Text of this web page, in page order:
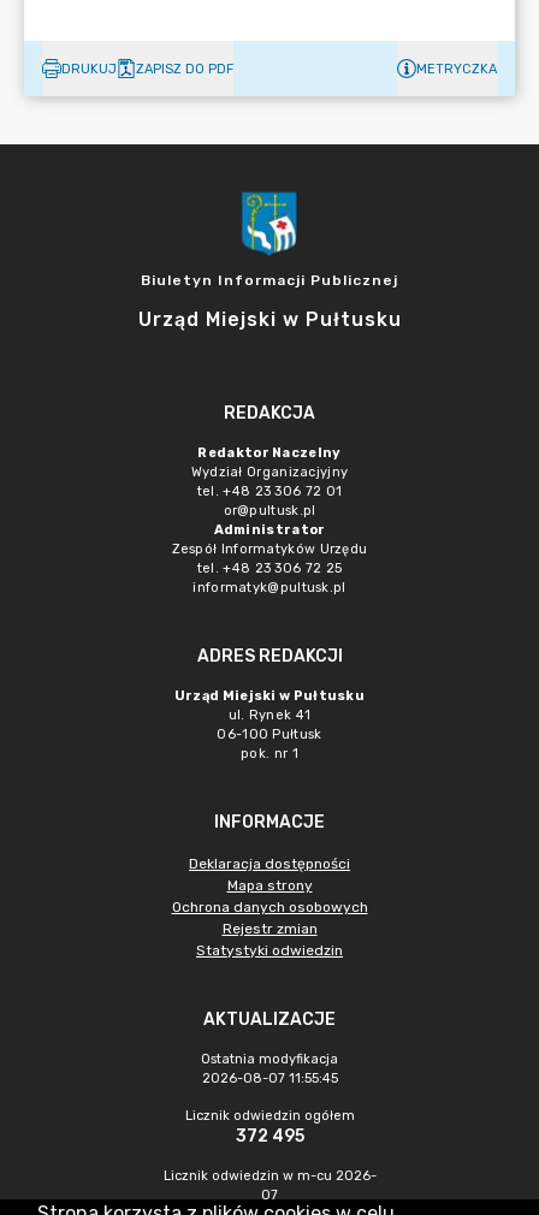
DRUKUJ ZAPISZ DO PDF METRYCZKA
Biuletyn Informacji Publicznej
Urząd Miejski w Pułtusku
REDAKCJA
Redaktor Naczelny
Wydział Organizacjyjny
tel. +48 23 306 72 01
or@pultusk.pl
Administrator
Zespół Informatyków Urzędu
tel. +48 23 306 72 25
informatyk@pultusk.pl
ADRES REDAKCJI
Urząd Miejski w Pułtusku
ul. Rynek 41
06-100 Pułtusk
pok. nr 1
INFORMACJE
Deklaracja dostępności
Mapa strony
Ochrona danych osobowych
Rejestr zmian
Statystyki odwiedzin
AKTUALIZACJE
Ostatnia modyfikacja
2026-08-07 11:55:45
Licznik odwiedzin ogółem
372 495
Licznik odwiedzin w m-cu 2026-
07